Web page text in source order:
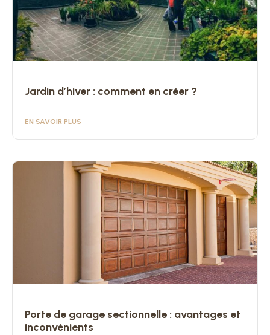
Jardin d’hiver : comment en créer ?
EN SAVOIR PLUS
Porte de garage sectionnelle : avantages et
inconvénients